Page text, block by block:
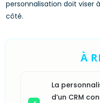
personnalisation doit viser
côté.
À
La
d’un CRM